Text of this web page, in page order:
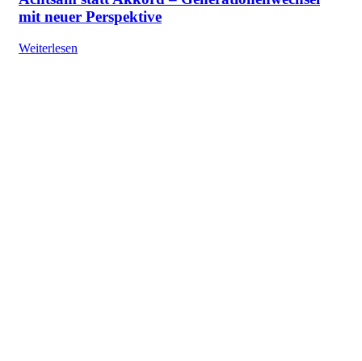
mit neuer Perspektive
Weiterlesen